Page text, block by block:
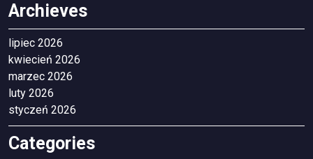
Archieves
lipiec 2026
kwiecień 2026
marzec 2026
luty 2026
styczeń 2026
Categories